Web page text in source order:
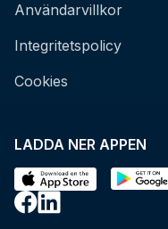
LADDA NER APPEN
Användarvillkor
Integritetspolicy
Cookies